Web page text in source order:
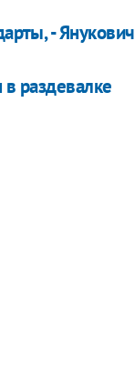
- Янукович
раздевалке